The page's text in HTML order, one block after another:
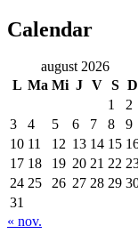
Calendar
august 2026
L Ma Mi J V S D
1
2
3
4 5 6 7 8
9
10 11 12 13 14 15
17 18 19 20 21 22
24 25 26 27 28 29
31
« nov.